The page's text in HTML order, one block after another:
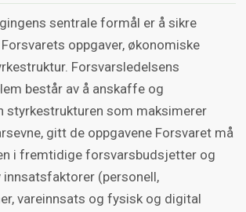
sentrale formål er å sikre
oppgaver, økonomiske
Forsvarsledelsens
består av å anskaffe og
styrkestrukturen som maksimerer
gitt de oppgavene Forsvaret må
i fremtidige forsvarsbudsjetter og
innsatsfaktorer (personell,
vareinnsats og fysisk og digital